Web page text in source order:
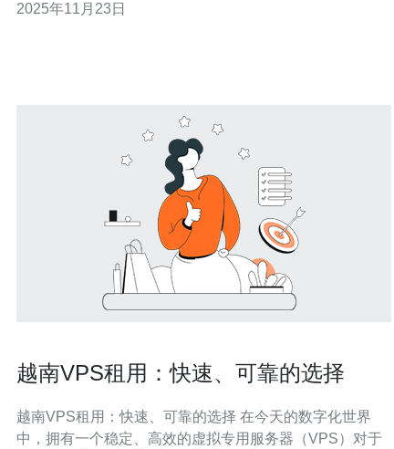
的服务受到了广泛关注。本文将深入评测越南抗投诉机房
2025年11月23日
越南VPS租用：快速、可靠的选择
越南VPS租用：快速、可靠的选择 在今天的数字化世界
中，拥有一个稳定、高效的虚拟专用服务器（VPS）对于